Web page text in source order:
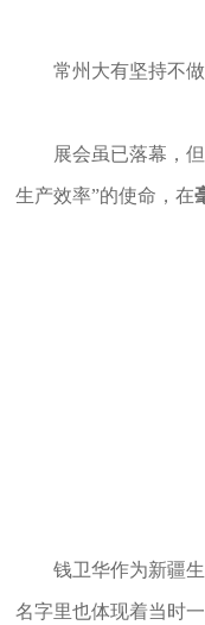
常州大有坚持不做
展会虽已落幕，但
生产效率”的使命，在
钱卫华作为新疆生
名字里也体现着当时